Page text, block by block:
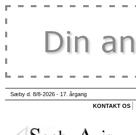
Sæby d. 8/8-2026 - 17. årgang
KONTAKT OS